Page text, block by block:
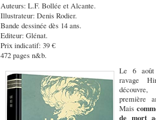
Auteurs: L.F. Bollée et Alcante.
Illustrateur: Denis Rodier.
Bande dessinée dès 14 ans.
Editeur: Glénat.
Prix indicatif: 39 €
472 pages n&b.
Le 6 août
ravage
première
Mais
de mort